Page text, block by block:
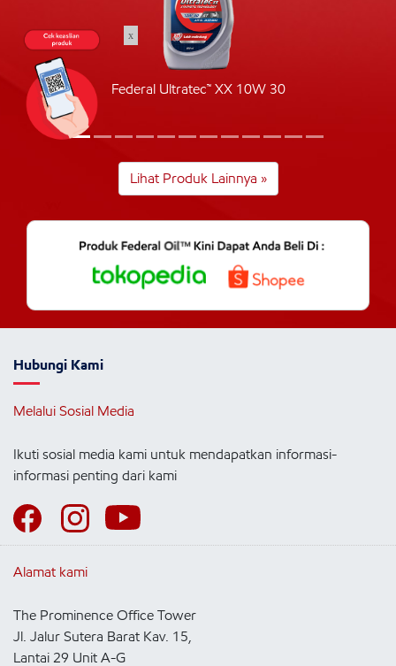
Federal Ultratec™ XX 10W 30
Lihat Produk Lainnya »
Hubungi Kami
Melalui Sosial Media
Ikuti sosial media kami untuk mendapatkan informasi-
informasi penting dari kami
Alamat kami
The Prominence Office Tower
Jl. Jalur Sutera Barat Kav. 15,
Lantai 29 Unit A-G
x